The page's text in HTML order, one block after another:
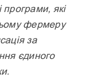
які
фермеру
за
єдиного